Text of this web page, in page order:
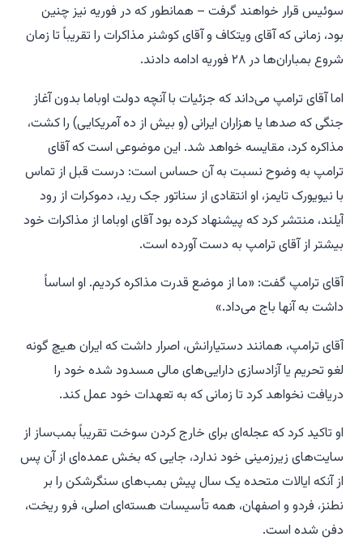
سوئیس قرار خواهند گرفت – همانطور که در فوریه نیز چنین
بود، زمانی که آقای ویتکاف و آقای کوشنر مذاکرات را تقریباً تا زمان
شروع بمباران‌ها در ۲۸ فوریه ادامه دادند.
اما آقای ترامپ می‌داند که جزئیات با آنچه دولت اوباما بدون آغاز
جنگی که صدها یا هزاران ایرانی (و بیش از ده آمریکایی) را کشت،
مذاکره کرد، مقایسه خواهد شد. این موضوعی است که آقای
ترامپ به وضوح نسبت به آن حساس است: درست قبل از تماس
با نیویورک تایمز، او انتقادی از سناتور جک رید، دموکرات از رود
آیلند، منتشر کرد که پیشنهاد کرده بود آقای اوباما از مذاکرات خود
بیشتر از آقای ترامپ به دست آورده است.
آقای ترامپ گفت: «ما از موضع قدرت مذاکره کردیم. او اساساً
داشت به آنها باج می‌داد.»
آقای ترامپ، همانند دستیارانش، اصرار داشت که ایران هیچ گونه
لغو تحریم یا آزادسازی دارایی‌های مالی مسدود شده خود را
دریافت نخواهد کرد تا زمانی که به تعهدات خود عمل کند.
او تاکید کرد که عجله‌ای برای خارج کردن سوخت تقریباً بمب‌ساز از
سایت‌های زیرزمینی خود ندارد، جایی که بخش عمده‌ای از آن پس
از آنکه ایالات متحده یک سال پیش بمب‌های سنگرشکن را بر
نطنز، فردو و اصفهان، همه تأسیسات هسته‌ای اصلی، فرو ریخت،
دفن شده است.